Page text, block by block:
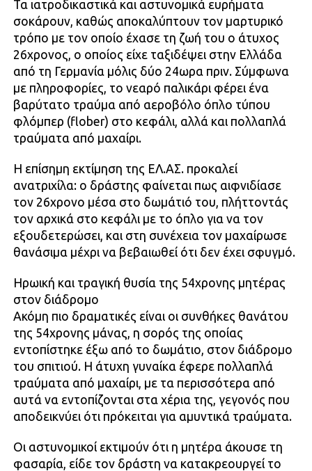
Τα ιατροδικαστικά και αστυνομικά ευρήματα
σοκάρουν, καθώς αποκαλύπτουν τον μαρτυρικό
τρόπο με τον οποίο έχασε τη ζωή του ο άτυχος
26χρονος, ο οποίος είχε ταξιδέψει στην Ελλάδα
από τη Γερμανία μόλις δύο 24ωρα πριν. Σύμφωνα
με πληροφορίες, το νεαρό παλικάρι φέρει ένα
βαρύτατο τραύμα από αεροβόλο όπλο τύπου
φλόμπερ (flober) στο κεφάλι, αλλά και πολλαπλά
τραύματα από μαχαίρι.
Η επίσημη εκτίμηση της ΕΛ.ΑΣ. προκαλεί
ανατριχίλα: ο δράστης φαίνεται πως αιφνιδίασε
τον 26χρονο μέσα στο δωμάτιό του, πλήττοντάς
τον αρχικά στο κεφάλι με το όπλο για να τον
εξουδετερώσει, και στη συνέχεια τον μαχαίρωσε
θανάσιμα μέχρι να βεβαιωθεί ότι δεν έχει σφυγμό.
Ηρωική και τραγική θυσία της 54χρονης μητέρας
στον διάδρομο
Ακόμη πιο δραματικές είναι οι συνθήκες θανάτου
της 54χρονης μάνας, η σορός της οποίας
εντοπίστηκε έξω από το δωμάτιο, στον διάδρομο
του σπιτιού. Η άτυχη γυναίκα έφερε πολλαπλά
τραύματα από μαχαίρι, με τα περισσότερα από
αυτά να εντοπίζονται στα χέρια της, γεγονός που
αποδεικνύει ότι πρόκειται για αμυντικά τραύματα.
Οι αστυνομικοί εκτιμούν ότι η μητέρα άκουσε τη
φασαρία, είδε τον δράστη να κατακρεουργεί το